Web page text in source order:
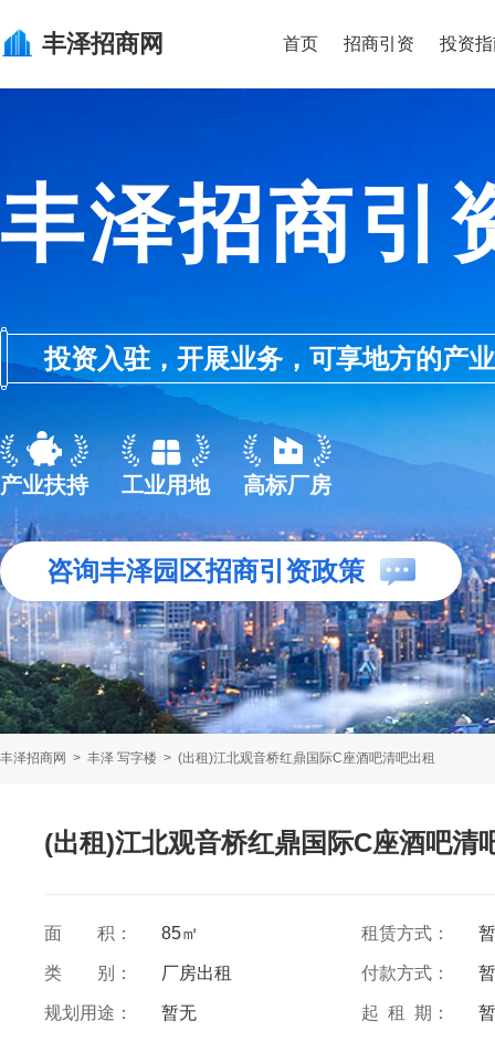
丰泽招商网 首页 招商引资 投资
丰泽招商引
投资入驻，开展业务，可享地方的产
产业扶持 工业用地 高标厂房
咨询丰泽园区招商引资政策
丰泽招商网 > 丰泽 写字楼 > (出租)江北观音桥红鼎国际C座酒吧清吧出租
(出租)江北观音桥红鼎国际C座酒吧清
面 积： 85㎡ 租赁方式：
类 别： 厂房出租 付款方式：
规划用途： 暂无 起 租 期：